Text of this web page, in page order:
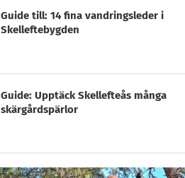
Guide till: 14 fina vandringsleder i
Skelleftebygden
Guide: Upptäck Skellefteås många
skärgårdspärlor